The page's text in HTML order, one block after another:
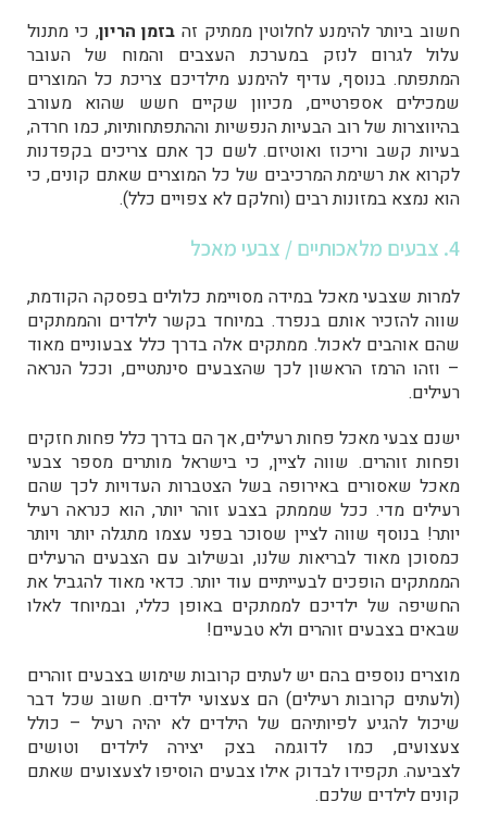
חשוב ביותר להימנע לחלוטין ממתיק זה בזמן הריון, כי מתנול
עלול לגרום לנזק במערכת העצבים והמוח של העובר
המתפתח. בנוסף, עדיף להימנע מילדיכם צריכת כל המוצרים
שמכילים אספרטיים, מכיוון שקיים חשש שהוא מעורב
בהיווצרות של רוב הבעיות הנפשיות וההתפתחותיות, כמו חרדה,
בעיות קשב וריכוז ואוטיזם. לשם כך אתם צריכים בקפדנות
לקרוא את רשימת המרכיבים של כל המוצרים שאתם קונים, כי
הוא נמצא במזונות רבים (וחלקם לא צפויים כלל).
4. צבעים מלאכותיים / צבעי מאכל
למרות שצבעי מאכל במידה מסויימת כלולים בפסקה הקודמת,
שווה להזכיר אותם בנפרד. במיוחד בקשר לילדים והממתקים
שהם אוהבים לאכול. ממתקים אלה בדרך כלל צבעוניים מאוד
– וזהו הרמז הראשון לכך שהצבעים סינתטיים, וככל הנראה
רעילים.
ישנם צבעי מאכל פחות רעילים, אך הם בדרך כלל פחות חזקים
ופחות זוהרים. שווה לציין, כי בישראל מותרים מספר צבעי
מאכל שאסורים באירופה בשל הצטברות העדויות לכך שהם
רעילים מדי. ככל שממתק בצבע זוהר יותר, הוא כנראה רעיל
יותר! בנוסף שווה לציין שסוכר בפני עצמו מתגלה יותר ויותר
כמסוכן מאוד לבריאות שלנו, ובשילוב עם הצבעים הרעילים
הממתקים הופכים לבעייתיים עוד יותר. כדאי מאוד להגביל את
החשיפה של ילדיכם לממתקים באופן כללי, ובמיוחד לאלו
שבאים בצבעים זוהרים ולא טבעיים!
מוצרים נוספים בהם יש לעתים קרובות שימוש בצבעים זוהרים
(ולעתים קרובות רעילים) הם צעצועי ילדים. חשוב שכל דבר
שיכול להגיע לפיותיהם של הילדים לא יהיה רעיל – כולל
צעצועים, כמו לדוגמה בצק יצירה לילדים וטושים
לצביעה. תקפידו לבדוק אילו צבעים הוסיפו לצעצועים שאתם
קונים לילדים שלכם.